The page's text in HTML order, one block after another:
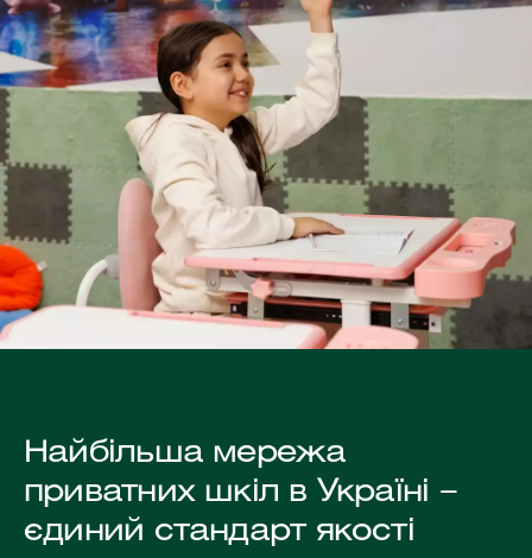
Найбільша мережа
приватних шкіл в Україні –
єдиний стандарт якості